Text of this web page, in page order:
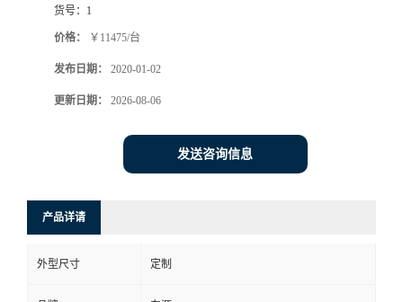
货号： 1
价格： ￥11475/台
发布日期： 2020-01-02
更新日期： 2026-08-06
发送咨询信息
产品详请
外型尺寸 定制